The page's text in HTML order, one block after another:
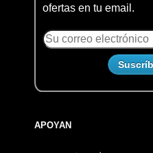
ofertas en tu email.
APOYAN